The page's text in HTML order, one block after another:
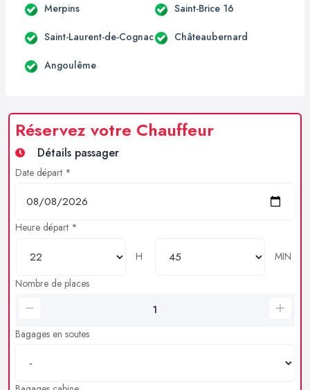
Merpins Saint-Brice 16
Saint-Laurent-de-Cognac Châteaubernard
Angoulême
Réservez votre Chauffeur
Détails passager
Date départ *
Heure départ *
H
MIN
Nombre de places
Bagages en soutes